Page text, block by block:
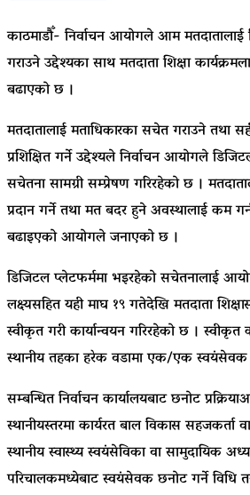
काठमाडौँ- निर्वाचन आयोगले आम मतदातालाई
गराउने उद्देश्यका साथ मतदाता शिक्षा
बढाएको छ ।
मतदातालाई मताधिकारका सचेत गराउने तथा
प्रशिक्षित गर्ने उद्देश्यले निर्वाचन आयोगले
सचेतना सामग्री सम्प्रेषण गरिरहेको छ ।
प्रदान गर्ने तथा मत बदर हुने अवस्थालाई कम
बढाइएको आयोगले जनाएको छ ।
डिजिटल प्लेटफर्ममा भइरहेको सचेतनालाई
लक्ष्यसहित यही माघ १९ गतेदेखि मतदाता
स्वीकृत गरी कार्यान्वयन गरिरहेको छ । स्वीकृत
स्थानीय तहका हरेक वडामा एक/एक स्वयंसेवक
सम्बन्धित निर्वाचन कार्यालयबाट छनोट
स्थानीयस्तरमा कार्यरत बाल विकास सहजकर्ता
स्थानीय स्वास्थ्य स्वयंसेविका वा सामुदायिक
परिचालकमध्येबाट स्वयंसेवक छनोट गर्ने विधि